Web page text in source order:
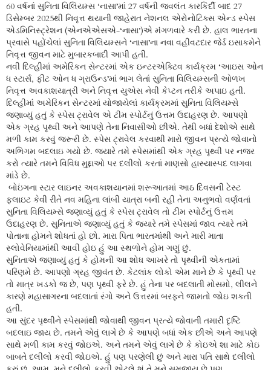
60 વર્ષનાં સુનિતા વિલિયમ્સ ‘નાસા’માં 27 વર્ષની જ્વલંત કારકિર્દી બાદ 27
ડિસેમ્બર 2025થી નિવૃત્ત થયાની જાહેરાત નેશનલ એરોનોટિક્સ એન્ડ સ્પેસ
એડમિનિસ્ટ્રેશન (એનએએસએ-‘નાસા’)એ મંગળવારે કરી છે. હાલ ભારતના
પ્રવાસે પહોંચેલાં સુનિતા વિલિયમ્સને ‘નાસા’ના નવા વહીવટદાર જેર્ડ ઇસાકમેને
નિવૃત્ત જીવન માટે મુબારકબાદી આપી હતી.
નવી દિલ્હીમાં અમેરિકન સેન્ટરમાં એક ઇન્ટરએક્ટિવ કાર્યક્રમ ‘આઇસ ઓન
ધ સ્ટાર્સ, ફીટ ઓન ધ ગ્રાઉન્ડ’માં ભાગ લેતાં સુનિતા વિલિયમ્સની ઓળખ
નિવૃત્ત અવકાશયાત્રી અને નિવૃત્ત યુએસ નેવી કેપ્ટન તરીકે અપાઇ હતી.
દિલ્હીમાં અમેરિકન સેન્ટરમાં યોજાયેલાં કાર્યક્રમમાં સુનિતા વિલિયમ્સે
જણાવ્યું હતું કે સ્પેસ ટ્રાવેલ એ ટીમ સ્પોર્ટનું ઉત્તમ ઉદાહરણ છે. આપણો
એક ગ્રહ પૃથ્વી અને આપણે તેના નિવાસીઓ છીએ. તેથી બધાં દેશોએ સાથે
મળી કામ કરવું જરૂરી છે. સ્પેસ ટ્રાવેલ કરવાથી મારો જીવન પ્રત્યે જોવાનો
અભિગમ બદલાઇ ગયો છે. જ્યારે તમે સ્પેસમાંથી એક ગ્રહ પૃથ્વી પર નજર
કરો ત્યારે તમને વિવિધ મુદ્દાઓ પર દલીલો કરતાં માણસો હાસ્યાસ્પદ લાગવા
માંડે છે.
બોઇંગના સ્ટાર લાઇનર અવકાશયાનમાં શરૂઆતમાં આઠ દિવસની ટેસ્ટ
ફલાઇટ કેવી રીતે નવ મહિના લાંબી યાત્રા બની રહી તેના અનુભવો વર્ણવતાં
સુનિતા વિલિયમ્સે જણાવ્યું હતું કે સ્પેસ ટ્રાવેલ તો ટીમ સ્પોર્ટનું ઉત્તમ
ઉદાહરણ છે. સુનિતાએ જણાવ્યું હતું કે જ્યારે તમે સ્પેસમાં જાવ ત્યારે તમે
પોતાના હોમને શોધતાં હો છો. મારા પિતા ભારતમાંથી અને મારી માતા
સ્લોવેનિયામાંથી આવી હોઇ હું આ સ્થળોને હોમ ગણું છું.
સુનિતાએ જણાવ્યું હતું કે હોમની આ શોધ આખરે તો પૃથ્વીની એકતામાં
પરિણમે છે. આપણો ગ્રહ જીવંત છે. કેટલાંક લોકો એમ માને છે કે પૃથ્વી પર
તો માત્ર ખડકો જ છે, પણ પૃથ્વી ફરે છે. હું તેના પર બદલાતી મોસમો, લીલને
કારણે મહાસાગરના બદલાતાં રંગો અને ઉત્તરમાં બરફને જામતો જોઇ શકતી
હતી.
આ સુંદર પૃથ્વીને સ્પેસમાંથી જોવાથી જીવન પ્રત્યે જોવાની તમારી દૃષ્ટિ
બદલાઇ જાય છે. તમને એવું લાગે છે કે આપણે બધાં એક છીએ અને આપણે
સાથે મળી કામ કરવું જોઇએ. અને તમને એવું લાગે છે કે કોઇએ શા માટે કોઇ
બાબતે દલીલો કરવી જોઇએ. હું પણ પરણેલી છું અને મારા પતિ સાથે દલીલો